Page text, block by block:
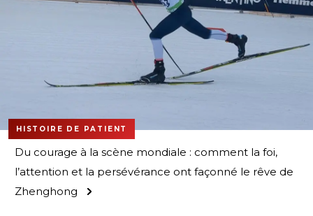
HISTOIRE DE PATIENT
Du courage à la scène mondiale : comment la foi,
l’attention et la persévérance ont façonné le rêve de
Zhenghong